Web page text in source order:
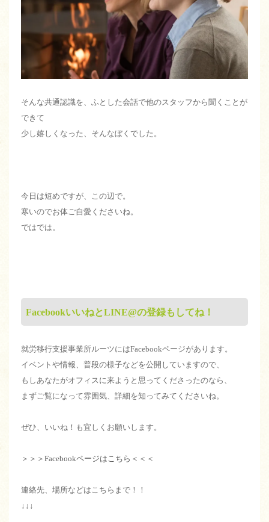
そんな共通認識を、ふとした会話で他のスタッフから聞くことが
できて
少し嬉しくなった、そんなぼくでした。
今日は短めですが、この辺で。
寒いのでお体ご自愛くださいね。
ではでは。
FacebookいいねとLINE@の登録もしてね！
就労移行支援事業所ルーツにはFacebookページがあります。
イベントや情報、普段の様子などを公開していますので、
もしあなたがオフィスに来ようと思ってくださったのなら、
まずご覧になって雰囲気、詳細を知ってみてくださいね。
ぜひ、いいね！も宜しくお願いします。
＞＞＞Facebookページはこちら＜＜＜
連絡先、場所などはこちらまで！！
↓↓↓